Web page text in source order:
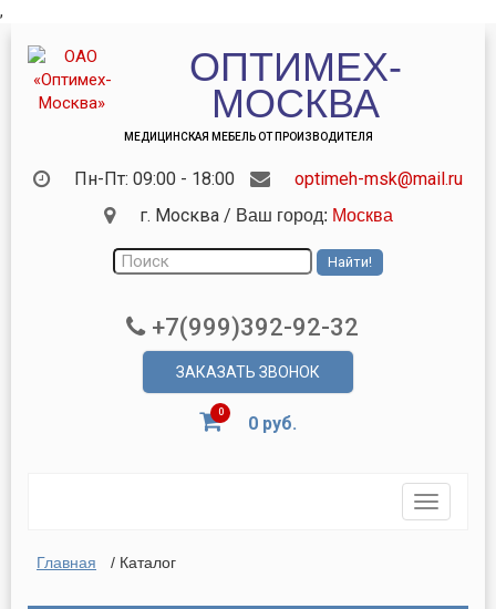
,
ОПТИМЕХ-
МОСКВА
МЕДИЦИНСКАЯ МЕБЕЛЬ ОТ ПРОИЗВОДИТЕЛЯ
Пн-Пт: 09:00 - 18:00
optimeh-msk@mail.ru
г. Москва/ Ваш город: Москва
+7(999)392-92-32
ЗАКАЗАТЬ ЗВОНОК
0
0 руб.
Toggle
Главная / Каталог